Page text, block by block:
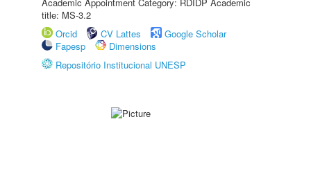
title: MS-3.2
Orcid
CV Lattes
Google Scholar
Fapesp
Dimensions
Repositório Institucional UNESP